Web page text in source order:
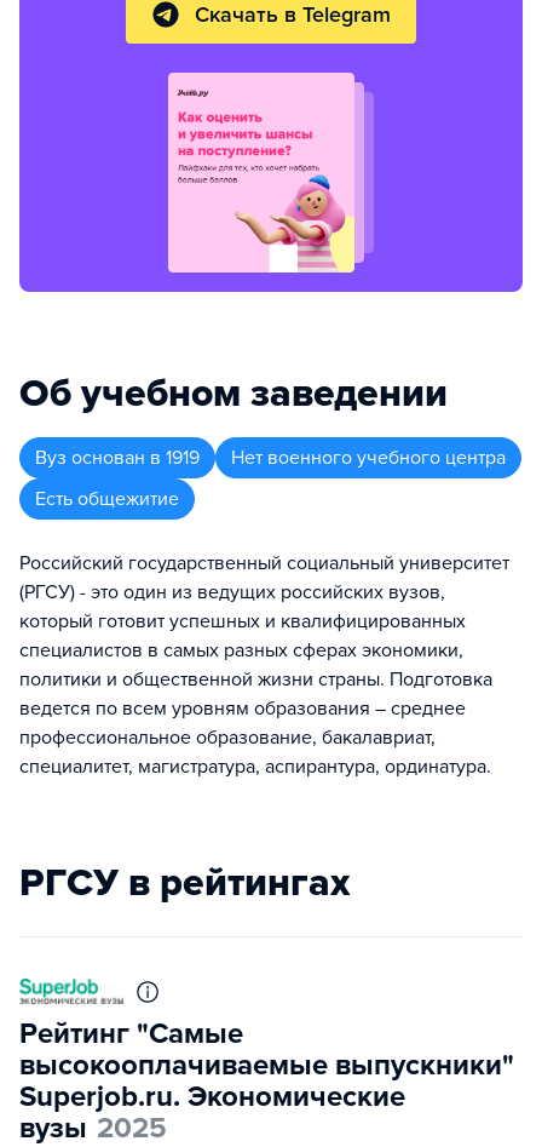
Скачать в Telegram
Об учебном заведении
Вуз основан в 1919
Нет военного учебного центра
Есть общежитие
Российский государственный социальный университет
(РГСУ) - это один из ведущих российских вузов,
который готовит успешных и квалифицированных
специалистов в самых разных сферах экономики,
политики и общественной жизни страны. Подготовка
ведется по всем уровням образования – среднее
профессиональное образование, бакалавриат,
специалитет, магистратура, аспирантура, ординатура.
РГСУ в рейтингах
Рейтинг "Самые
высокооплачиваемые выпускники"
Superjob.ru. Экономические
вузы 2025